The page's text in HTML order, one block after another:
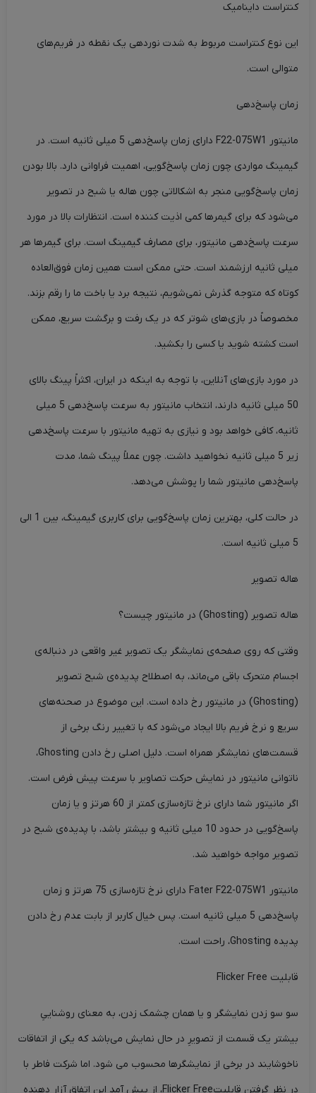
کنتراست داینامیک
این نوع کنتراست مربوط به شدت نوردهی یک نقطه در فریم‌های
متوالی است.
زمان پاسخ‌دهی
مانیتور F22-075W1 دارای زمان پاسخ‌دهی 5 میلی ثانیه است. در
گیمینگ مواردی چون زمان پاسخ‌گویی، اهمیت فراوانی دارد. بالا بودن
زمان پاسخ‌گویی منجر به اشکالاتی چون هاله یا شبح در تصویر
می‌شود که برای گیمرها کمی اذیت کننده است. انتظارات بالا در مورد
سرعت پاسخ‌دهی مانیتور، برای مصارف گیمینگ است. برای گیمرها هر
میلی ثانیه ارزشمند است. حتی ممکن است همین زمان فوق‌العاده
کوتاه که متوجه گذرش نمی‌شویم، نتیجه برد یا باخت ما را رقم بزند.
مخصوصاً در بازی‌های شوتر که در یک رفت و برگشت سریع، ممکن
است کشته شوید یا کسی را بکشید.
در مورد بازی‌های آنلاین، با توجه به اینکه در ایران، اکثراً پینگ بالای
50 میلی ثانیه دارند، انتخاب مانیتور به سرعت پاسخ‌دهی 5 میلی
ثانیه، کافی خواهد بود و نیازی به تهیه مانیتور با سرعت پاسخ‌‍دهی
زیر 5 میلی ثانیه نخواهید داشت. چون عملاً پینگ شما، مدت
پاسخ‌دهی مانیتور شما را پوشش می‌دهد.
در حالت کلی، بهترین زمان پاسخ‌گویی برای کاربری گیمینگ، بین 1 الی
5 میلی ثانیه است.
هاله تصویر
هاله تصویر (Ghosting) در مانیتور چیست؟
وقتی که روی صفحه‌ی نمایشگر یک تصویر غیر واقعی در دنباله‌ی
اجسام متحرک باقی می‌ماند، به اصطلاح پدیده‌ی شبح تصویر
(Ghosting) در مانیتور رخ داده است. این موضوع در صحنه‌های
سریع و نرخ فریم بالا ایجاد می‌شود که با تغییر رنگ برخی از
قسمت‌های نمایشگر همراه است. دلیل اصلی رخ دادن Ghosting،
ناتوانی مانیتور در نمایش حرکت تصاویر با سرعت پیش فرض است.
اگر مانیتور شما دارای نرخ تازه‌سازی کمتر از 60 هرتز و یا زمان
پاسخ‌گویی در حدود 10 میلی ثانیه و بیشتر باشد، با پدیده‌ی شبح در
تصویر مواجه خواهید شد.
مانیتور Fater F22-075W1 دارای نرخ تازه‌سازی 75 هرتز و زمان
پاسخ‌دهی 5 میلی ثانیه است. پس خیال کاربر از بابت عدم رخ دادن
پدیده Ghosting، راحت است.
قابلیت Flicker Free
سو سو زدن نمایشگر و یا همان چشمک زدن، به معنای روشناییِ
بیشتر یک قسمت از تصویرِ در حال نمایش می‌باشد که یکی از اتفاقات
ناخوشایند در برخی از نمایشگرها محسوب می شود. اما شرکت فاطر با
در نظر گرفتن قابلیتFlicker Free، از پیش آمدِ این اتفاق آزار دهنده